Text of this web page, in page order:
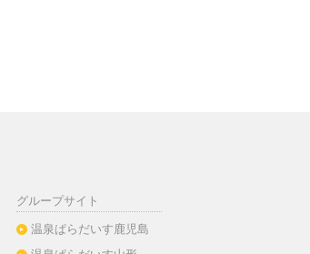
グループサイト
温泉ぱらだいす鹿児島